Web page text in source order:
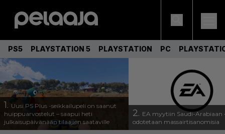
PS5 PLAYSTATION 5 PLAYSTATION PC
1. Uusi PS Plus -seikkailupeli on saanut
huippuarvostelut – saapui heti
julkaisupäivänään tilaajien saataville
2. EA myytiin Saudi-Arabiaan
odotetaan massairtisanomisia